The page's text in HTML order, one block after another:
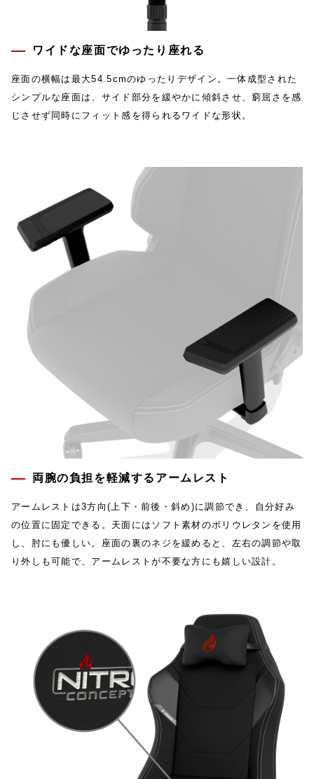
ワイドな座面でゆったり座れる
座面の横幅は最大54.5cmのゆったりデザイン。一体成型された
シンプルな座面は、サイド部分を緩やかに傾斜させ、窮屈さを感
じさせず同時にフィット感を得られるワイドな形状。
両腕の負担を軽減するアームレスト
アームレストは3方向(上下・前後・斜め)に調節でき、自分好み
の位置に固定できる。天面にはソフト素材のポリウレタンを使用
し、肘にも優しい。座面の裏のネジを緩めると、左右の調節や取
り外しも可能で、アームレストが不要な方にも嬉しい設計。